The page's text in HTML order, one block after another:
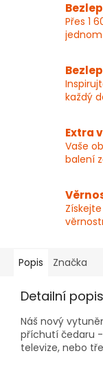
Přes 1
každý
Extra
Vaše
balení
Popis Značka
Detailní
Náš nový
příchutí čedaru
televize, nebo